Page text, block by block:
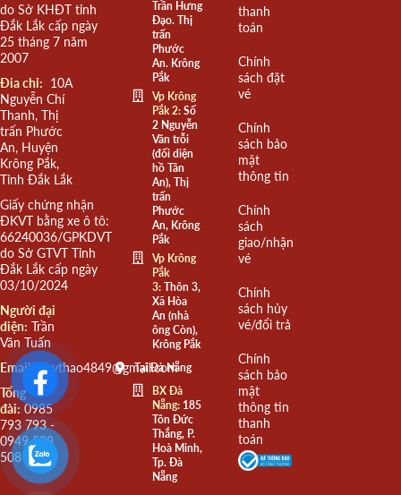
do Sở KHĐT tỉnh
Đắk Lắk cấp ngày
25 tháng 7 năm
2007
Đia chỉ: 10A
Nguyễn Chí
Thanh, Thị
trấn Phước
An, Huyện
Krông Pắk,
Tỉnh Đắk Lắk
Giấy chứng nhận
ĐKVT bằng xe ô tô:
66240036/GPKDVT
do Sở GTVT Tỉnh
Đắk Lắk cấp ngày
03/10/2024
Người đại
diện: Trần
Văn Tuấn
Email: quythao4849@gmail.com
Tổng
đài: 0985
793 793 -
0949 508
508
Trần Hưng
Đạo. Thị
trấn
Phước
An. Krông
Pắk
Vp Krông
Pắk 2:Số
2 Nguyễn
Văn trỗi
(đối diện
hồ Tân
An), Thị
trấn
Phước
An, Krông
Pắk
Vp Krông
Pắk
3:Thôn 3,
Xã Hòa
An (nhà
ông Còn),
Krông Pắk
Tại Đà Nẵng
BX Đà
Nẵng:185
Tôn Đức
Thắng, P.
Hoà Minh,
Tp. Đà
Nẵng
thanh
toán
Chính
sách đặt
vé
Chính
sách bảo
mật
thông tin
Chính
sách
giao/nhận
vé
Chính
sách hủy
vé/đổi trả
Chính
sách bảo
mật
thông tin
thanh
toán